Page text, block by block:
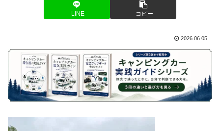
LINE コピー
2026.06.05